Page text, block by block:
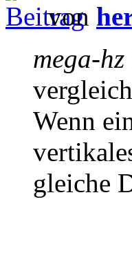
von
mega-
Wenn
gleiche